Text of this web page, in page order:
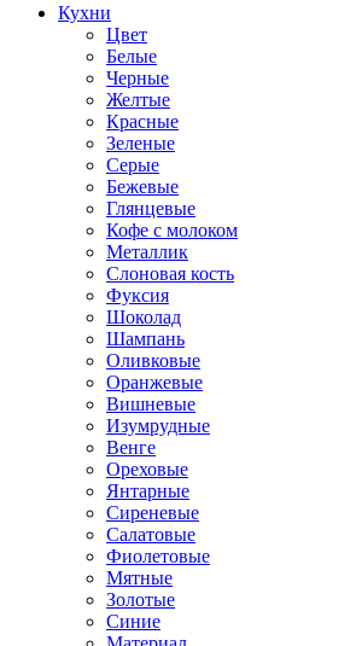
Кухни
Цвет
Белые
Черные
Желтые
Красные
Зеленые
Серые
Бежевые
Глянцевые
Кофе с молоком
Металлик
Слоновая кость
Фуксия
Шоколад
Шампань
Оливковые
Оранжевые
Вишневые
Изумрудные
Венге
Ореховые
Янтарные
Сиреневые
Салатовые
Фиолетовые
Мятные
Золотые
Синие